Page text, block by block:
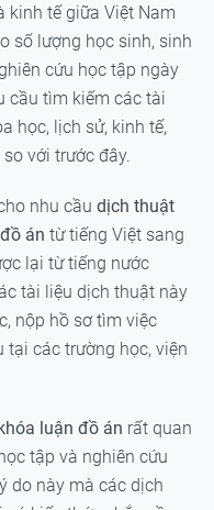
kinh tế giữa Việt Nam
số lượng học sinh, sinh
cứu học tập ngày
cầu tìm kiếm các tài
học, lịch sử, kinh tế,
với trước đây.
nhu cầu dịch thuật
án từ tiếng Việt sang
lại từ tiếng nước
tài liệu dịch thuật này
nộp hồ sơ tìm việc
các trường học, viện
luận đồ án rất quan
tập và nghiên cứu
do này mà các dịch